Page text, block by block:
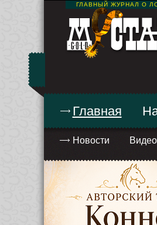
ГЛАВНЫЙ ЖУРНАЛ О
Главная
Новости Видео